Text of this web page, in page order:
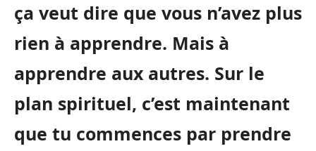
ça veut dire que vous n’avez plus
rien à apprendre. Mais à
apprendre aux autres. Sur le
plan spirituel, c’est maintenant
que tu commences par prendre